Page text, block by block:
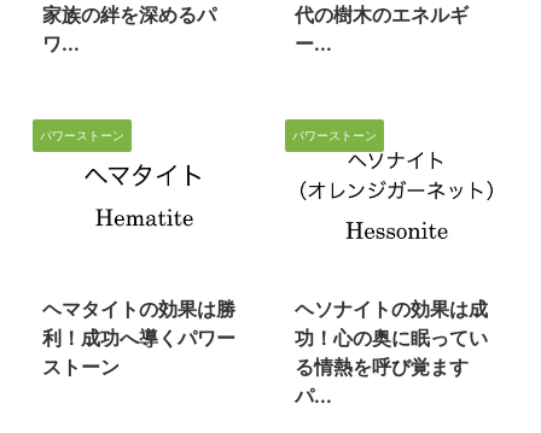
家族の絆を深めるパ
ワ...
代の樹木のエネルギ
ー...
パワーストーン
ヘマタイトの効果は勝
利！成功へ導くパワー
ストーン
パワーストーン
ヘソナイトの効果は成
功！心の奥に眠ってい
る情熱を呼び覚ます
パ...